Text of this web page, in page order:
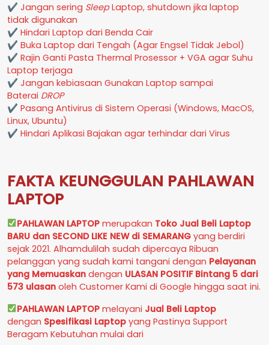
✔ Jangan sering SleepLaptop, shutdown jika laptop
tidak digunakan
✔ Hindari Laptop dari Benda Cair
✔ Buka Laptop dari Tengah (Agar Engsel Tidak Jebol)
✔ Rajin Ganti Pasta Thermal Prosessor + VGA agar Suhu
Laptop terjaga
✔ Jangan kebiasaan Gunakan Laptop sampai
Baterai DROP
✔ Pasang Antivirus di Sistem Operasi (Windows, MacOS,
Linux, Ubuntu)
✔ Hindari Aplikasi Bajakan agar terhindar dari Virus
FAKTA KEUNGGULAN PAHLAWAN
LAPTOP
PAHLAWAN LAPTOP merupakan Toko Jual Beli Laptop
BARU dan SECOND LIKE NEW di SEMARANG yang berdiri
sejak 2021. Alhamdulilah sudah dipercaya Ribuan
pelanggan yang sudah kami tangani dengan Pelayanan
yang Memuaskan dengan ULASAN POSITIF Bintang 5 dari
573 ulasan oleh Customer Kami di Google hingga saat ini.
PAHLAWAN LAPTOPmelayani Jual Beli Laptop
dengan Spesifikasi Laptop yang Pastinya Support
Beragam Kebutuhan mulai dari